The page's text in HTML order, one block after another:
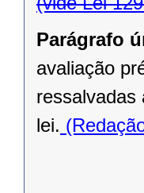
Parágrafo
avaliação
ressalvadas
lei.